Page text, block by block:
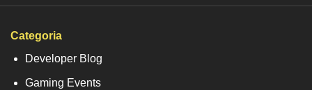
Categoria
Developer Blog
Gaming Events